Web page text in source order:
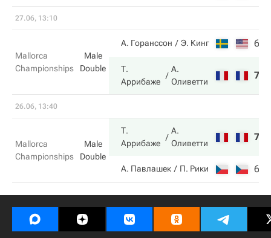
27.06, 13:10
Mallorca
Championships
Male
Double
А. Горанссон Э. Кинг 6
Т.
Аррибаже
А.
Оливетти
7
26.06, 13:40
Mallorca
Championships
Male
Double
Т.
Аррибаже
А.
Оливетти
7
А. Павлашек П. Рики 6